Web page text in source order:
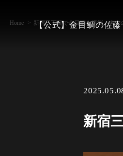
【公式】金目鯛の佐
Home 新宿三丁目で金目鯛を堪能。大人
新宿